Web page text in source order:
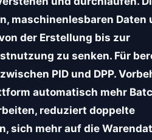
maschinenlesbaren Daten
der Erstellung bis zur
zu senken. Für
PID und DPP.
automatisch mehr
reduziert doppelte
sich mehr auf die